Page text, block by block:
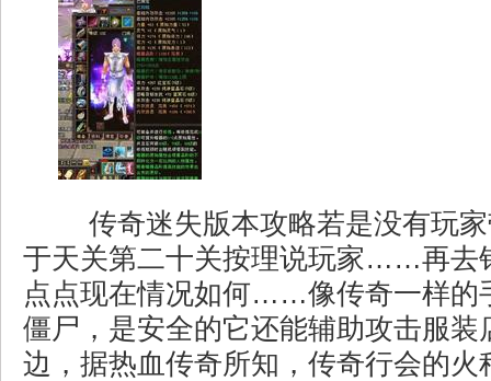
传奇迷失版本攻略若是没有玩
于天关第二十关按理说玩家……再去
点点现在情况如何……像传奇一样的
僵尸，是安全的它还能辅助攻击服装
边，据热血传奇所知，传奇行会的火